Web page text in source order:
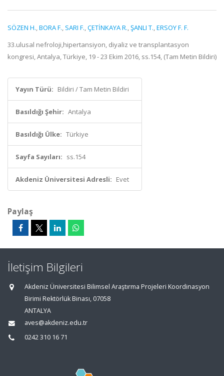
SÖZEN H.,BORA F., SARI F.,ÇETİNKAYA R.,ŞANLI T.,ERSOY F. F.
33.ulusal nefroloji,hipertansiyon, diyaliz ve transplantasyon
kongresi, Antalya, Türkiye, 19 - 23 Ekim 2016, ss.154, (Tam Metin Bildiri)
Yayın Türü: Bildiri / Tam Metin Bildiri
Basıldığı Şehir: Antalya
Basıldığı Ülke: Türkiye
Sayfa Sayıları: ss.154
Akdeniz Üniversitesi Adresli: Evet
Paylaş
İletişim Bilgileri
Akdeniz Üniversitesi Bilimsel Araştırma Projeleri Koordinasyon
Birimi Rektörlük Binası, 07058
ANTALYA
aves@akdeniz.edu.tr
0242 310 16 71